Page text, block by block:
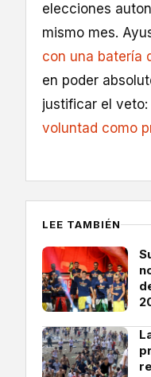
elecciones
mismo mes.
con una batería
en poder
justificar el veto:
voluntad como
LEE TAMBIÉN